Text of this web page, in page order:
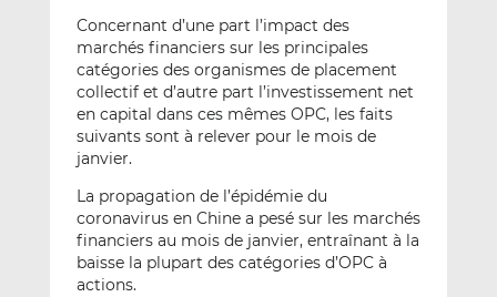
Concernant d’une part l’impact des
marchés financiers sur les principales
catégories des organismes de placement
collectif et d’autre part l’investissement net
en capital dans ces mêmes OPC, les faits
suivants sont à relever pour le mois de
janvier.
La propagation de l’épidémie du
coronavirus en Chine a pesé sur les marchés
financiers au mois de janvier, entraînant à la
baisse la plupart des catégories d’OPC à
actions.